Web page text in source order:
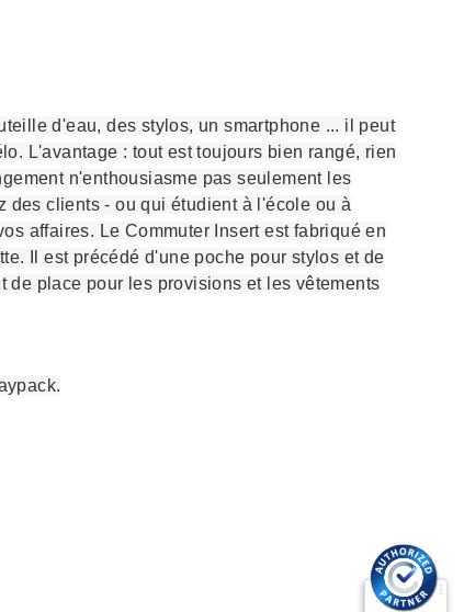
d'eau, des stylos, un smartphone ... il peut
L'avantage : tout est toujours bien rangé, rien
n'enthousiasme pas seulement les
des clients - ou qui étudient à l'école ou à
affaires. Le Commuter Insert est fabriqué en
Il est précédé d'une poche pour stylos et de
de place pour les provisions et les vêtements